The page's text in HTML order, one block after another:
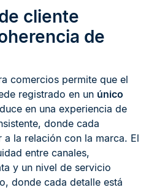
cliente
de
comercios permite que el
registrado en un único
en una experiencia de
donde cada
a la relación con la marca. El
entre canales,
y un nivel de servicio
donde cada detalle está